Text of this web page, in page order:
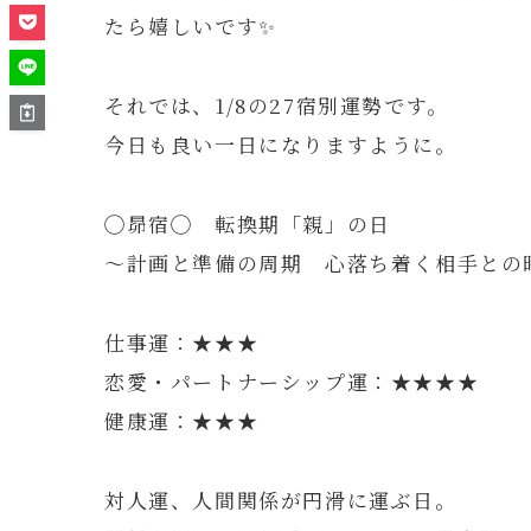
たら嬉しいです✨
それでは、1/8の27宿別運勢です。
今日も良い一日になりますように。
◯昴宿◯ 転換期「親」の日
～計画と準備の周期 心落ち着く相手との
仕事運：★★★
恋愛・パートナーシップ運：★★★★
健康運：★★★
対人運、人間関係が円滑に運ぶ日。